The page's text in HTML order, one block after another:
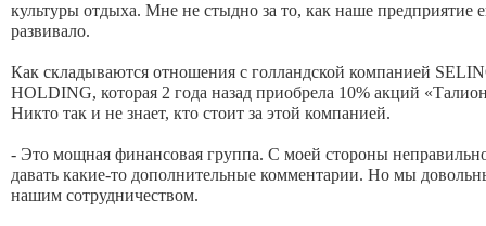
культуры отдыха. Мне не стыдно за то, как наше предприятие
развивало.
Как складываются отношения с голландской компанией
HOLDING, которая 2 года назад приобрела 10% акций
Никто так и не знает, кто стоит за этой компанией.
- Это мощная финансовая группа. С моей стороны
давать какие-то дополнительные комментарии. Но мы
нашим сотрудничеством.